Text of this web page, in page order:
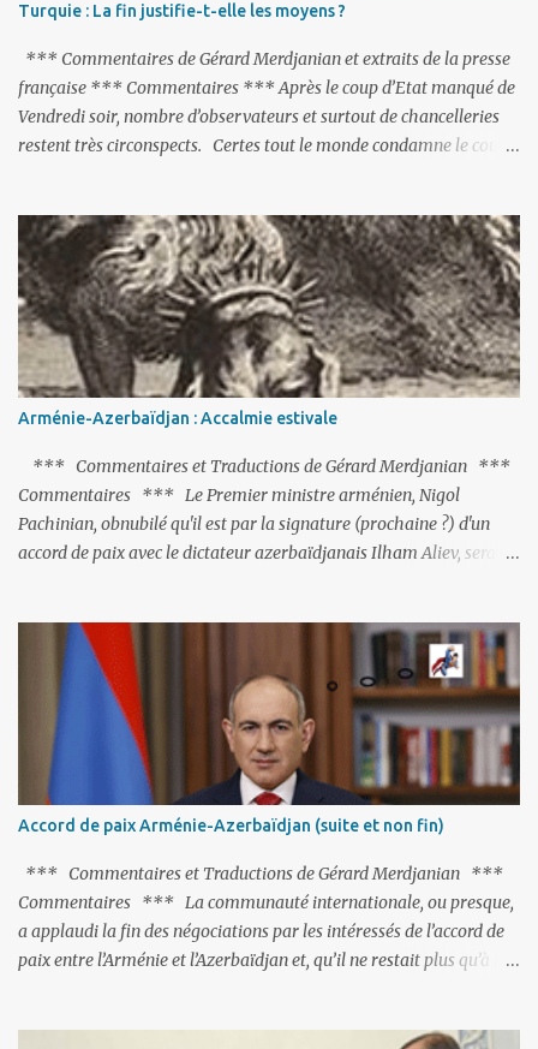
Turquie : La fin justifie-t-elle les moyens ?
*** Commentaires de Gérard Merdjanian et extraits de la presse
française *** Commentaires *** Après le coup d’Etat manqué de
Vendredi soir, nombre d’observateurs et surtout de chancelleries
restent très circonspects. Certes tout le monde condamne le coup
actions menées par le président Erdoğan, et pour certains sur la
réalisation du putsch lui-même.
Arménie-Azerbaïdjan : Accalmie estivale
*** Commentaires et Traductions de Gérard Merdjanian ***
Commentaires *** Le Premier ministre arménien, Nigol
Pachinian, obnubilé qu'il est par la signature (prochaine ?) d'un
accord de paix avec le dictateur azerbaïdjanais Ilham Aliev, serait
C'est hélas fort peu probable ; l'Histoire ou la Littérature ne sont
pas ses points forts, pas plus d'ailleurs que les négociations avec le
tandem turco-azéri. Faisant fi de tout ce qui précède la chute de
l'URSS, il est exclusivement intéressé par ce qu'il nomme «
l'Arménie réelle ». Même les trois présidents qu'ils l'ont précédés ne
trouvent pas grâce à ses yeux, les traitant de tous les noms, avant
de les traîner en justice. Et comme les politiciens ne lui suffisent
pas, il s'attaque aux dignitaires de l'Église arménienne, les...
Accord de paix Arménie-Azerbaïdjan (suite et non fin)
*** Commentaires et Traductions de Gérard Merdjanian ***
Commentaires *** La communauté internationale, ou presque,
a applaudi la fin des négociations par les intéressés de l’accord de
paix entre l’Arménie et l’Azerbaïdjan et, qu’il ne restait plus qu’à le